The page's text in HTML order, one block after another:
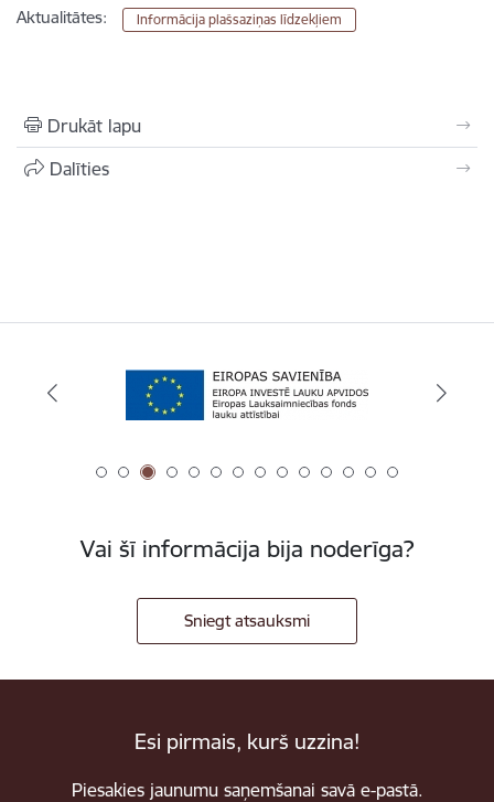
Aktualitātes: Informācija plašsaziņas līdzekļiem
Drukāt lapu
Dalīties
Vai šī informācija bija noderīga?
Sniegt atsauksmi
Esi pirmais, kurš uzzina!
Piesakies jaunumu saņemšanai savā e-pastā.